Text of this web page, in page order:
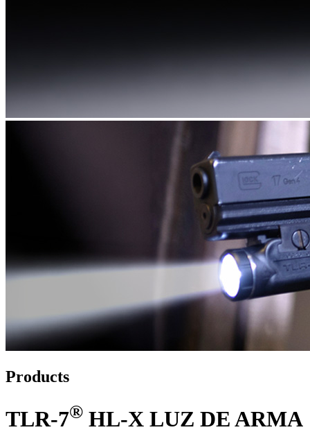
Products
TLR-7® HL-X LUZ DE ARMA